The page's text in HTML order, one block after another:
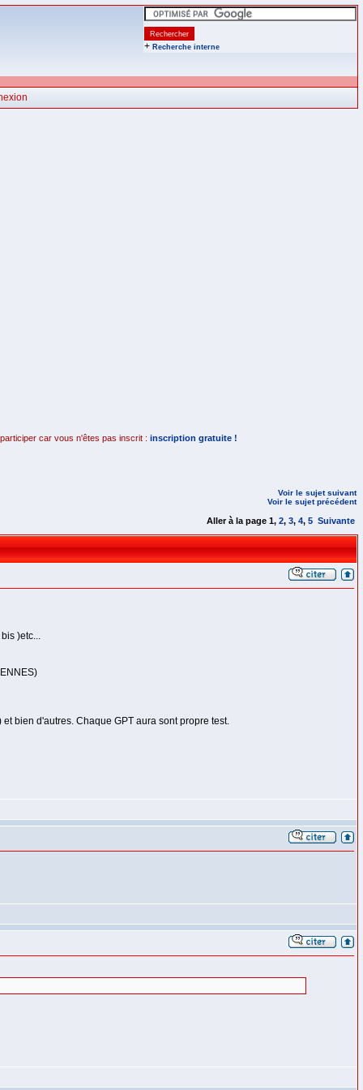
+ Recherche interne
car vous n'êtes pas inscrit : inscription gratuite !
Voir le sujet suivant
Voir le sujet précédent
Aller à la page 1, 2, 3, 4, 5 Suivante
)etc...
bien d'autres. Chaque GPT aura sont propre test.